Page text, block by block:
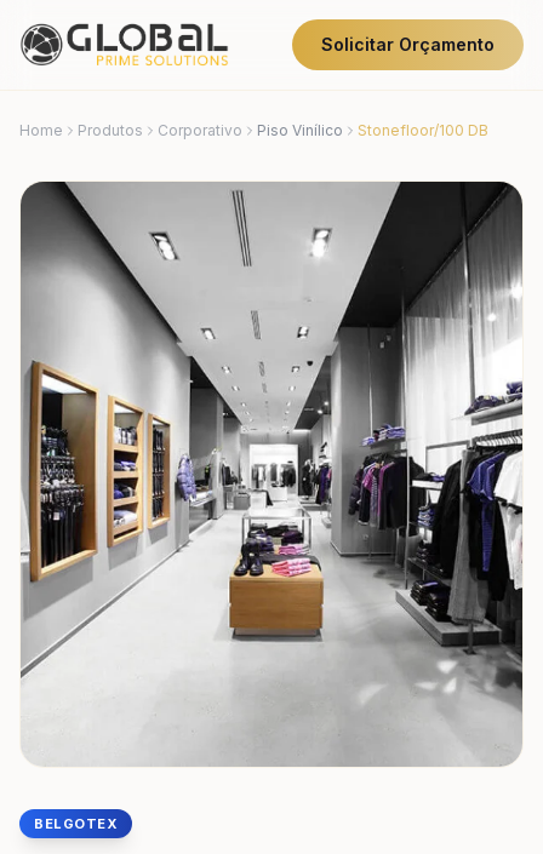
Solicitar Orçamento
Home Produtos Corporativo Piso Vinílico Stonefloor/100 DB
BELGOTEX